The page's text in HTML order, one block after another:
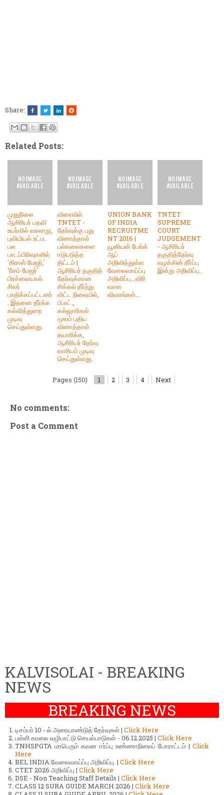
Share:
Related Posts:
முதுநிலை
ஆசிரியர் பதவி
உயர்வில் வரலாறு,
புவியியல் உட்பட
பல
பாடப்பிரிவுகளில்
'கிராஸ் மேஜர்,'
'சேம் மேஜர்'
பிரச்னையால்
சிலர்
பாதிக்கப்பட்டனர்
. இதனை தீர்க்க
கல்வித்துறை
முடிவு
செய்துள்ளது.
விரைவில்
TNTET -
தேர்வுக்கு புது
வினாத்தாள்
பல்கலைகளை
ஈடுபடுத்த
திட்டம் |
ஆசிரியர் தகுதித்
தேர்வுக்கான
சிக்கல் தீர்ந்து
விட்ட நிலையில்,
பி.எட்.,
கல்லுாரிகள்
மூலம் புதிய
வினாத்தாள்
தயாரிக்க,
ஆசிரியர் தேர்வு
வாரியம் முடிவு
செய்துள்ளது.
UNION BANK
OF INDIA
RECRUITME
NT 2016 |
யூனியன் பேங்க்
ஆப்
அறிவித்துள்ள
வேலைவாய்ப்பு
அறிவிப்பு...விரி
வான
விவரங்கள்...
TNTET
SUPREME
COURT
JUDGEMENT
- ஆசிரியர்
தகுதித்தேர்வு
வழக்கின் தீர்ப்பு
இன்று அறிவிப்பு.
Pages (150) 1 2 3 4 Next
No comments:
Post a Comment
KALVISOLAI - BREAKING
NEWS
BREAKING NEWS
டிசம்பர் 10 - ல் அரையாண்டுத் தேர்வுகள் | Click Here
பள்ளி காலை வழிபாட்டு செயல்பாடுகள் - 06.12.2025 | Click Here
TNHSPGTA மாபெரும் கவன ஈர்ப்பு உண்ணாநிலைப் போராட்டம் | Click
Here
BEL INDIA வேலைவாய்ப்பு அறிவிப்பு. | Click Here
CTET 2026 அறிவிப்பு | Click Here
DSE - Non Teaching Staff Details | Click Here
CLASS 12 SURA GUIDE MARCH 2026 | Click Here